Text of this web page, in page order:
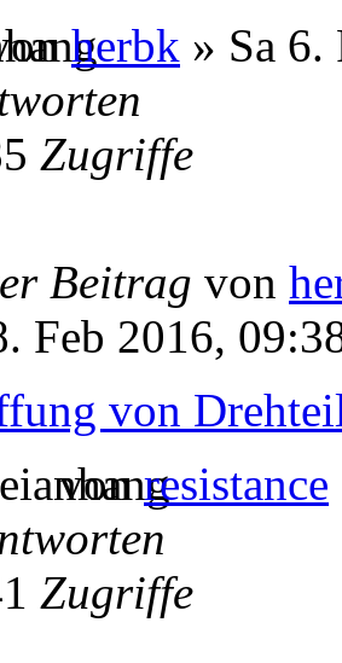
herbk » Sa 6.
Zugriffe
Beitrag von
Feb 2016,
von
vonresistance
Zugriffe